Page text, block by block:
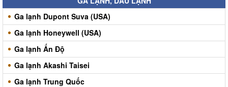
Ga lạnh Dupont Suva (USA)
Ga lạnh Honeywell (USA)
Ga lạnh Ấn Độ
Ga lạnh Akashi Taisei
Ga lạnh Trung Quốc